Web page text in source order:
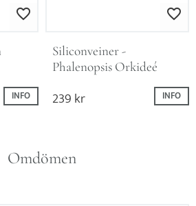
Omdömen
till i favoriter
INFO
Lägg till i
Siliconveiner -
Phalenopsis Orkideé
239kr INFO